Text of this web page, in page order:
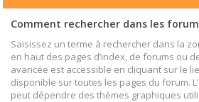
Comment rechercher dans les
Saisissez un terme à rechercher dans la
en haut des pages d’index, de forums ou
avancée est accessible en cliquant sur le
disponible sur toutes les pages du forum.
peut dépendre des thèmes graphiques